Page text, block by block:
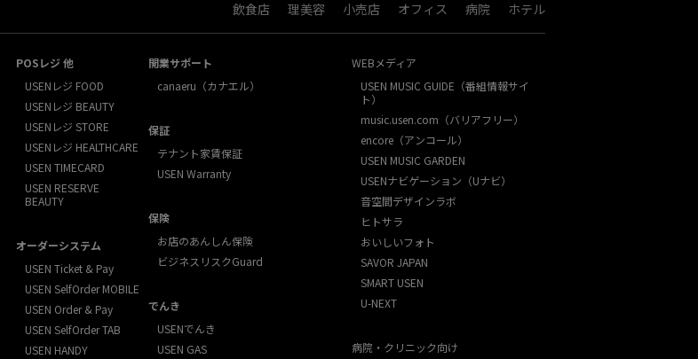
飲食店 理美容 小売店 オフィス 病院 ホテル
POSレジ 他
USENレジ FOOD
USENレジ BEAUTY
USENレジ STORE
USENレジ HEALTHCARE
USEN TIMECARD
USEN RESERVE
BEAUTY
オーダーシステム
USEN Ticket & Pay
USEN SelfOrder MOBILE
USEN Order & Pay
USEN SelfOrder TAB
USEN HANDY
開業サポート
canaeru（カナエル）
保証
テナント家賃保証
USEN Warranty
保険
お店のあんしん保険
ビジネスリスクGuard
でんき
USENでんき
USEN GAS
WEBメディア
USEN MUSIC GUIDE（番組情報サイ
ト）
music.usen.com（バリアフリー）
encore（アンコール）
USEN MUSIC GARDEN
USENナビゲーション（Uナビ）
音空間デザインラボ
ヒトサラ
おいしいフォト
SAVOR JAPAN
SMART USEN
U-NEXT
病院・クリニック向け